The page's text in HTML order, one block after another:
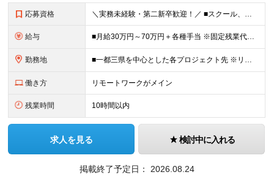
応募資格 ＼実務未経験・第二新卒歓迎！／ ■スクール、職業訓練、独学などでITに関する一定の知識・スキル （ある程度コードが書けるレベル）をお持ちの方 ※学歴不問 ※35歳以下の方（長期キャリア形成のため）
給与 ■月給30万円～70万円＋各種手当 ※固定残業代：30時間分／56,250円～ ※試用期間なし ★未経験からのチャレンジでも、 これまでの社会人経験や対人スキル、学習状況をしっかり評価します。
勤務地 ■一都三県を中心とした各プロジェクト先 ※リモートワーク率は約70％。週2～3日のハイブリッド勤務が中心です。 ハイブリッド：約50％（出社＋リモート） フルリモート：約20％ 【東京オフィス】
働き方 リモートワークがメイン
残業時間 10時間以内
求人を見る 検討中に入れる
掲載終了予定日： 2026.08.24